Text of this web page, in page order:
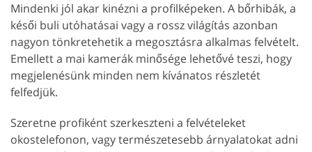
Mindenki jól akar kinézni a profilképeken. A bőrhibák, a
késői buli utóhatásai vagy a rossz világítás azonban
nagyon tönkretehetik a megosztásra alkalmas felvételt.
Emellett a mai kamerák minősége lehetővé teszi, hogy
megjelenésünk minden nem kívánatos részletét
felfedjük.
Szeretne profiként szerkeszteni a felvételeket
okostelefonon, vagy természetesebb árnyalatokat adni